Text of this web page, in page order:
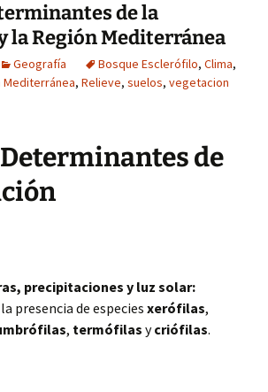
de la
la Región Mediterránea
Geografía Bosque Esclerófilo, Clima,
Mediterránea, Relieve, suelos, vegetacion
de
precipitaciones y luz solar:
presencia de especies xerófilas,
, termófilas ycriófilas.